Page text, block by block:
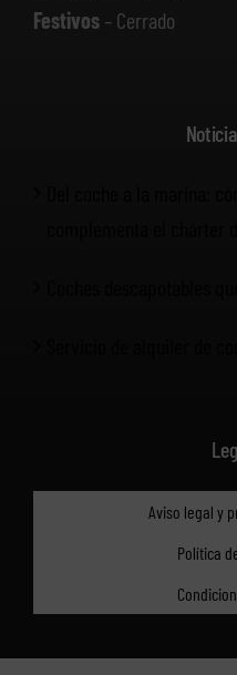
Festivos– Cerrado
Aviso legal y
Política